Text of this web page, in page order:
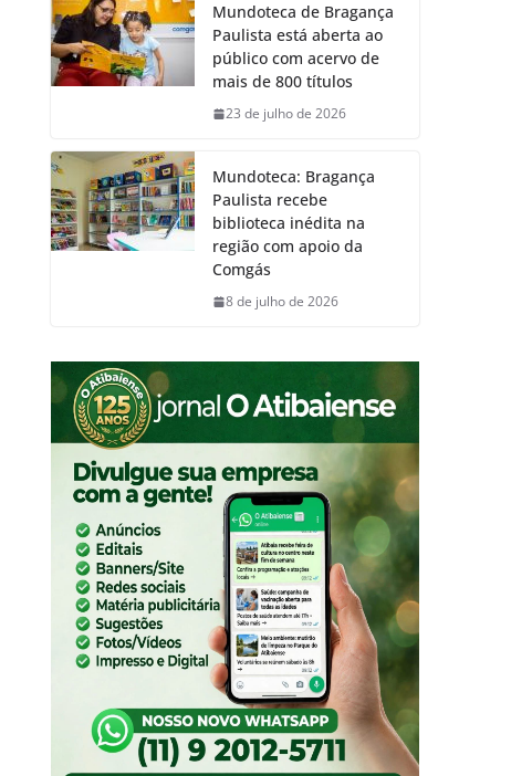
Mundoteca de Bragança
Paulista está aberta ao
público com acervo de
mais de 800 títulos
23 de julho de 2026
Mundoteca: Bragança
Paulista recebe
biblioteca inédita na
região com apoio da
Comgás
8 de julho de 2026